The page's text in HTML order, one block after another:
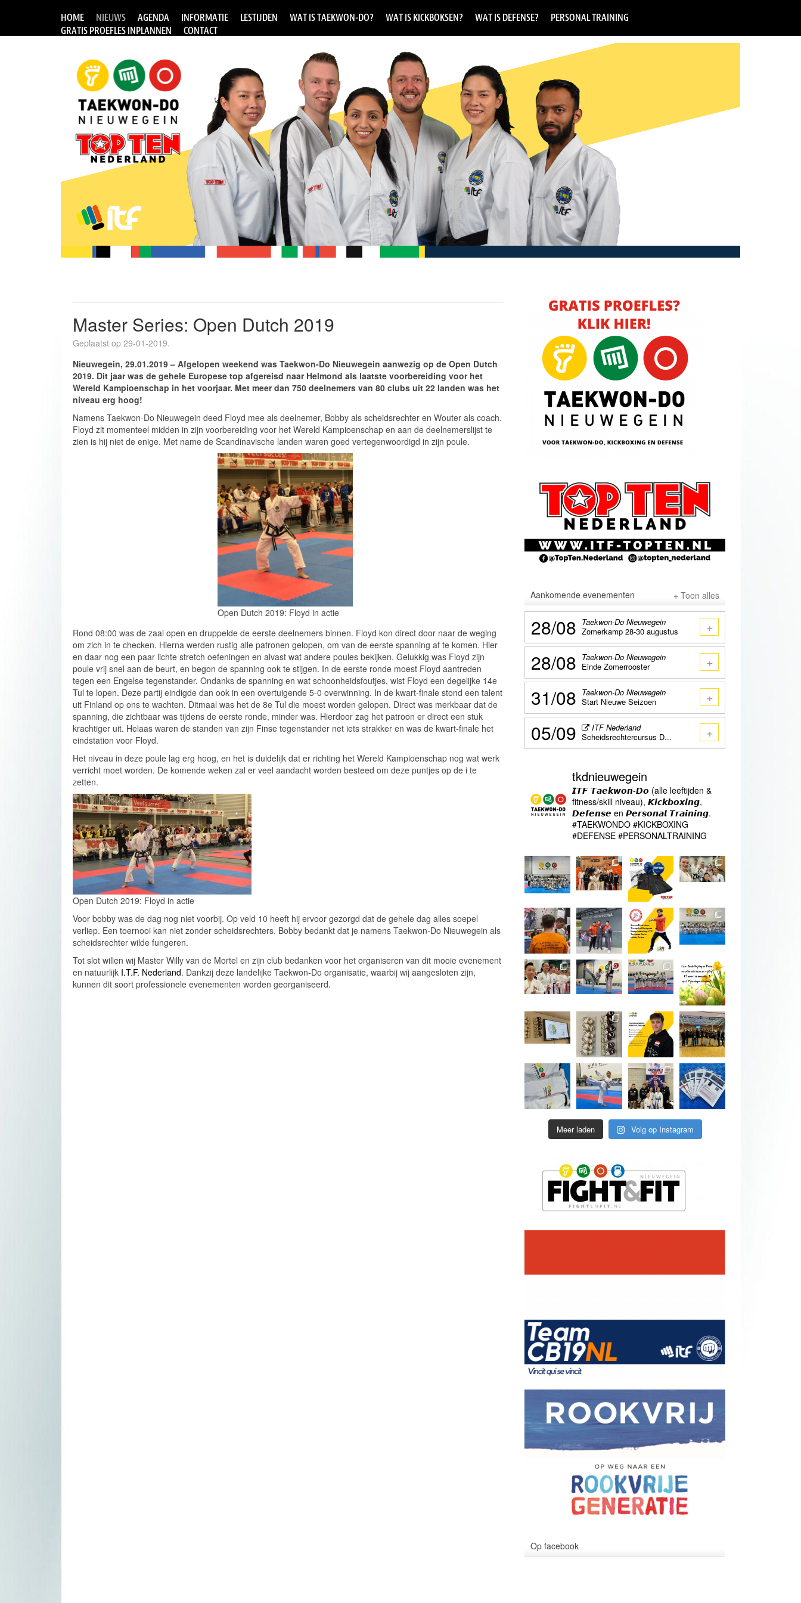
HOME NIEUWS AGENDA INFORMATIE LESTIJDEN WAT IS TAEKWON-DO? WAT IS KICKBOKSEN? WAT IS DEFENSE?
PERSONAL TRAINING
GRATIS PROEFLES INPLANNEN
CONTACT
Master Series: Open Dutch 2019
Geplaatst op 29-01-2019.
Nieuwegein, 29.01.2019 – Afgelopen weekend was Taekwon-Do Nieuwegein aanwezig op de Open Dutch
2019. Dit jaar was de gehele Europese top afgereisd naar Helmond als laatste voorbereiding voor het
Wereld Kampioenschap in het voorjaar. Met meer dan 750 deelnemers van 80 clubs uit 22 landen was het
niveau erg hoog!
Namens Taekwon-Do Nieuwegein deed Floyd mee als deelnemer, Bobby als scheidsrechter en Wouter als coach.
Floyd zit momenteel midden in zijn voorbereiding voor het Wereld Kampioenschap en aan de deelnemerslijst te
zien is hij niet de enige. Met name de Scandinavische landen waren goed vertegenwoordigd in zijn poule.
Open Dutch 2019: Floyd in actie
Rond 08:00 was de zaal open en druppelde de eerste deelnemers binnen. Floyd kon direct door naar de weging
om zich in te checken. Hierna werden rustig alle patronen gelopen, om van de eerste spanning af te komen. Hier
en daar nog een paar lichte stretch oefeningen en alvast wat andere poules bekijken. Gelukkig was Floyd zijn
poule vrij snel aan de beurt, en begon de spanning ook te stijgen. In de eerste ronde moest Floyd aantreden
tegen een Engelse tegenstander. Ondanks de spanning en wat schoonheidsfoutjes, wist Floyd een degelijke 14e
Tul te lopen. Deze partij eindigde dan ook in een overtuigende 5-0 overwinning. In de kwart-finale stond een talent
uit Finland op ons te wachten. Ditmaal was het de 8e Tul die moest worden gelopen. Direct was merkbaar dat de
spanning, die zichtbaar was tijdens de eerste ronde, minder was. Hierdoor zag het patroon er direct een stuk
krachtiger uit. Helaas waren de standen van zijn Finse tegenstander net iets strakker en was de kwart-finale het
eindstation voor Floyd.
Het niveau in deze poule lag erg hoog, en het is duidelijk dat er richting het Wereld Kampioenschap nog wat werk
verricht moet worden. De komende weken zal er veel aandacht worden besteed om deze puntjes op de i te
zetten.
Open Dutch 2019: Floyd in actie
Voor bobby was de dag nog niet voorbij. Op veld 10 heeft hij ervoor gezorgd dat de gehele dag alles soepel
verliep. Een toernooi kan niet zonder scheidsrechters. Bobby bedankt dat je namens Taekwon-Do Nieuwegein als
scheidsrechter wilde fungeren.
Tot slot willen wij Master Willy van de Mortel en zijn club bedanken voor het organiseren van dit mooie evenement
en natuurlijk I.T.F. Nederland. Dankzij deze landelijke Taekwon-Do organisatie, waarbij wij aangesloten zijn,
kunnen dit soort professionele evenementen worden georganiseerd.
Aankomende evenementen + Toon alles
28/08 Taekwon-Do Nieuwegein
Zomerkamp 28-30 augustus
+
28/08 Taekwon-Do Nieuwegein
Einde Zomerrooster
+
31/08 Taekwon-Do Nieuwegein
Start Nieuwe Seizoen
+
05/09
ITF Nederland
Scheidsrechtercursus D...
+
tkdnieuwegein
𝙄𝙏𝙁 𝙏𝙖𝙚𝙠𝙬𝙤𝙣-𝘿𝙤 (alle leeftijden &
fitness/skill niveau), 𝙆𝙞𝙘𝙠𝙗𝙤𝙭𝙞𝙣𝙜,
𝘿𝙚𝙛𝙚𝙣𝙨𝙚 en 𝙋𝙚𝙧𝙨𝙤𝙣𝙖𝙡 𝙏𝙧𝙖𝙞𝙣𝙞𝙣𝙜.
#TAEKWONDO #KICKBOXING
#DEFENSE #PERSONALTRAINING
Meer laden Volg op Instagram
Op facebook